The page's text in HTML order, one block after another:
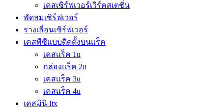
เคสเซิร์ฟเวอร์เวิร์คสเตชั่น
พัดลมเซิร์ฟเวอร์
รางเลื่อนเซิร์ฟเวอร์
เคสพีซีแบบติดตั้งบนแร็ค
เคสแร็ค 1u
กล่องแร็ค 2u
เคสแร็ค 3u
เคสแร็ค 4u
เคสมินิ Itx